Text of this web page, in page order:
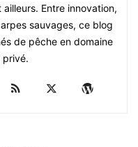
Entre innovation,
sauvages, ce blog
de pêche en domaine
privé.